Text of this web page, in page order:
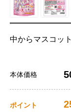
中からマスコッ
本体価格
ポイント